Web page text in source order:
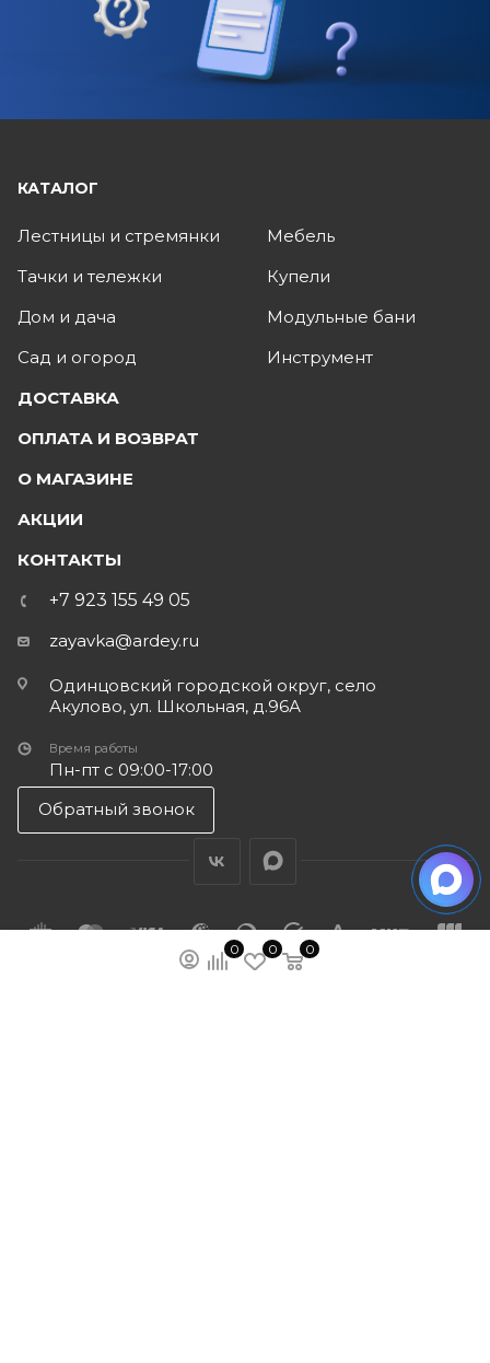
0 0 0
КАТАЛОГ
Лестницы и стремянки
Тачки и тележки
Дом и дача
Сад и огород
Мебель
Купели
Модульные бани
Инструмент
ДОСТАВКА
ОПЛАТА И ВОЗВРАТ
О МАГАЗИНЕ
АКЦИИ
КОНТАКТЫ
+7 923 155 49 05
zayavka@ardey.ru
Одинцовский городской округ, село
Акулово, ул. Школьная, д.96А
Время работы
Пн-пт с 09:00-17:00
Обратный звонок